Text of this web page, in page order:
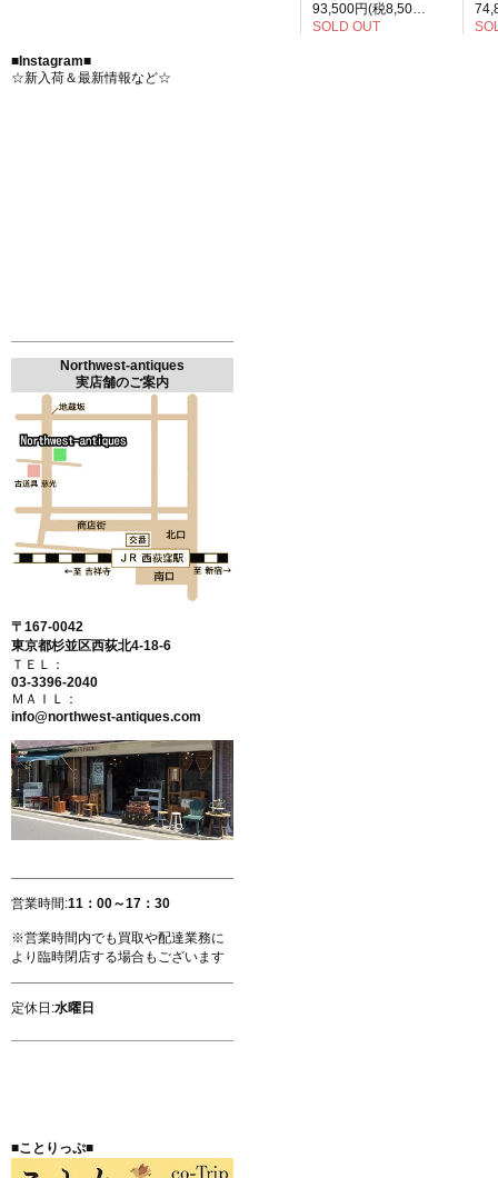
93,500円(税8,500円)
SOLD OUT
■Instagram■
☆新入荷＆最新情報など☆
Northwest-antiques
実店舗のご案内
〒167-0042
東京都杉並区西荻北4-18-6
ＴＥＬ：
03-3396-2040
ＭＡＩＬ：
info@northwest-antiques.com
営業時間:11：00～17：30
※営業時間内でも買取や配達業務に
より臨時閉店する場合もございます
定休日:水曜日
■ことりっぷ■